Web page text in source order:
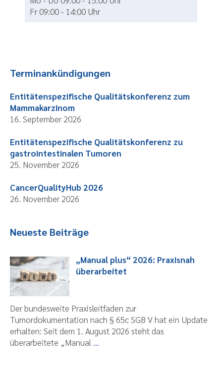
Fr 09:00 - 14:00 Uhr
Terminankündigungen
Entitätenspezifische Qualitätskonferenz zum
Mammakarzinom
16. September 2026
Entitätenspezifische Qualitätskonferenz zu
gastrointestinalen Tumoren
25. November 2026
CancerQualityHub 2026
26. November 2026
Neueste Beiträge
„Manual plus“ 2026: Praxisnah
überarbeitet
Der bundesweite Praxisleitfaden zur
Tumordokumentation nach § 65c SGB V hat ein Update
erhalten: Seit dem 1. August 2026 steht das
überarbeitete „Manual ...